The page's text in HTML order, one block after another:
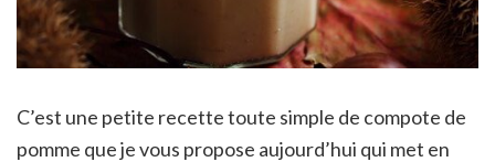
C’est une petite recette toute simple de compote de
pomme que je vous propose aujourd’hui qui met en